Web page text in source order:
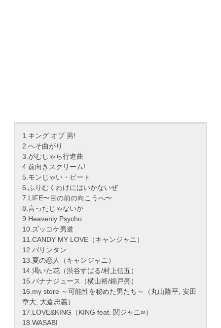
1.キング オブ 男!
2.へそ曲がり
3.がむしゃら行進曲
4.前向きスクリーム!
5.モンじゃい・ビート
6.ふりむくわけにはいかないぜ
7.LIFE〜目の前の向こうへ〜
8.言ったじゃないか
9.Heavenly Psycho
10.ズッコケ男道
11.CANDY MY LOVE（キャンジャニ）
12.バリンタン
13.夏の恋人（キャンジャニ）
14.渇いた花（渋谷すばる/村上信五）
15.バナナジュース（横山裕/錦戸亮）
16.my store ～可能性を秘めた男たち～（丸山隆平, 安田
章大, 大倉忠義）
17.LOVE&KING（KING feat. 関ジャニ∞）
18.WASABI